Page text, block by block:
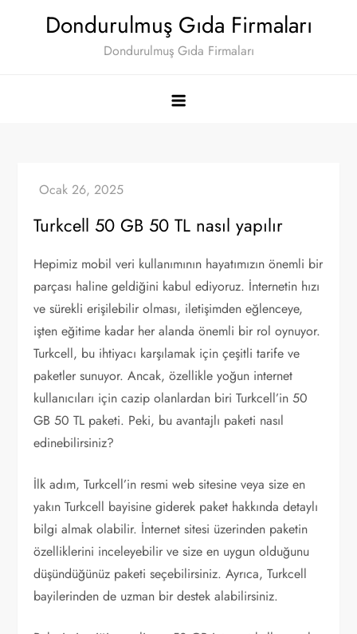
Dondurulmuş Gıda Firmaları
Dondurulmuş Gıda Firmaları
Turkcell 50 GB 50 TL nasıl yapılır
Hepimiz mobil veri kullanımının hayatımızın önemli bir
parçası haline geldiğini kabul ediyoruz. İnternetin hızı
ve sürekli erişilebilir olması, iletişimden eğlenceye,
işten eğitime kadar her alanda önemli bir rol oynuyor.
Turkcell, bu ihtiyacı karşılamak için çeşitli tarife ve
paketler sunuyor. Ancak, özellikle yoğun internet
kullanıcıları için cazip olanlardan biri Turkcell’in 50
GB 50 TL paketi. Peki, bu avantajlı paketi nasıl
edinebilirsiniz?
İlk adım, Turkcell’in resmi web sitesine veya size en
yakın Turkcell bayisine giderek paket hakkında detaylı
bilgi almak olabilir. İnternet sitesi üzerinden paketin
özelliklerini inceleyebilir ve size en uygun olduğunu
düşündüğünüz paketi seçebilirsiniz. Ayrıca, Turkcell
bayilerinden de uzman bir destek alabilirsiniz.